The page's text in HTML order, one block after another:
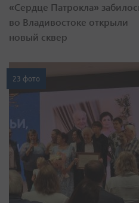
«Сердце Патрокла»
во Владивостоке открыли
новый сквер
23 фото